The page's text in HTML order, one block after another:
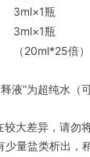
3ml×1瓶
3ml×1瓶
（20ml*25倍
液”为超纯水
大差异，请勿
量盐类析出，